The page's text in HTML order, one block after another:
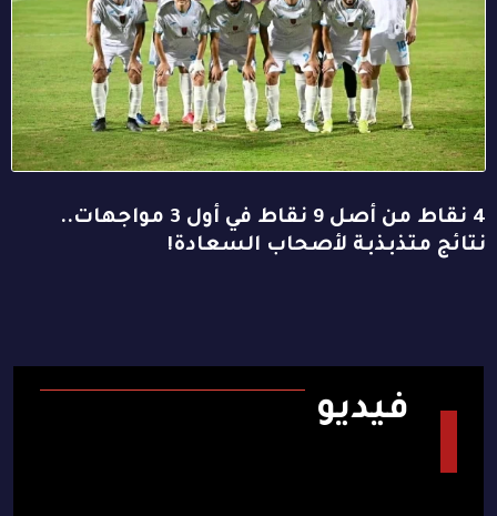
4 نقاط من أصل 9 نقاط في أول 3 مواجهات..
نتائج متذبذبة لأصحاب السعادة!
فيديو